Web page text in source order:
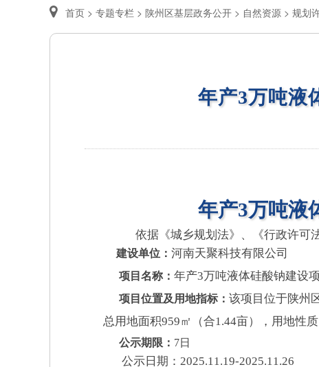
首页 > 专题专栏 > 陕州区基层政务公开 > 自然资源 > 规划
年产3万吨液
年产3万吨液
依据《城乡规划法》、《行政许可
建设单位： 河南天聚科技有限公司
项目名称： 年产3万吨液体硅酸钠建设
项目位置及用地指标： 该项目位于陕州
总用地面积959㎡（合1.44亩），用地性
公示期限： 7日
公示日期： 2025.11.19-2025.11.26